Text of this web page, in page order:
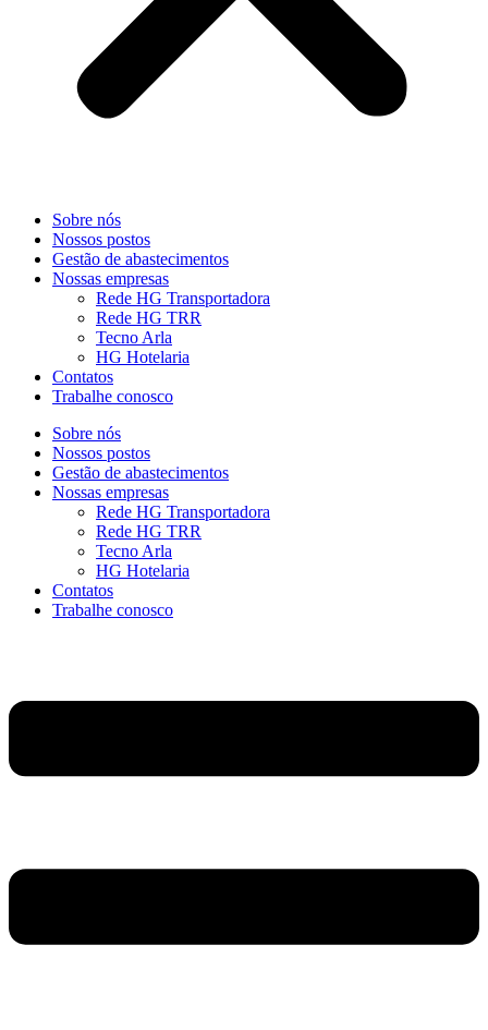
Sobre nós
Nossos postos
Gestão de abastecimentos
Nossas empresas
Rede HG Transportadora
Rede HG TRR
Tecno Arla
HG Hotelaria
Contatos
Trabalhe conosco
Sobre nós
Nossos postos
Gestão de abastecimentos
Nossas empresas
Rede HG Transportadora
Rede HG TRR
Tecno Arla
HG Hotelaria
Contatos
Trabalhe conosco